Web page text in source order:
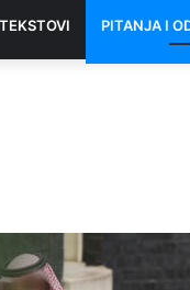
TEKSTOVI PITANJA I